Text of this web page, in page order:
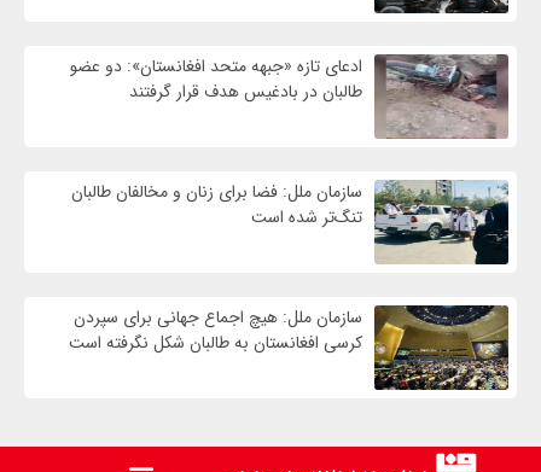
ادعای تازه «جبهه متحد افغانستان»: دو عضو
طالبان در بادغیس هدف قرار گرفتند
سازمان ملل: فضا برای زنان و مخالفان طالبان
تنگ‌تر شده است
سازمان ملل: هیچ اجماع جهانی برای سپردن
کرسی افغانستان به طالبان شکل نگرفته است